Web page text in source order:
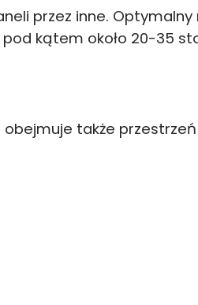
przez inne.
kątem około 20-35
także przestrzeń